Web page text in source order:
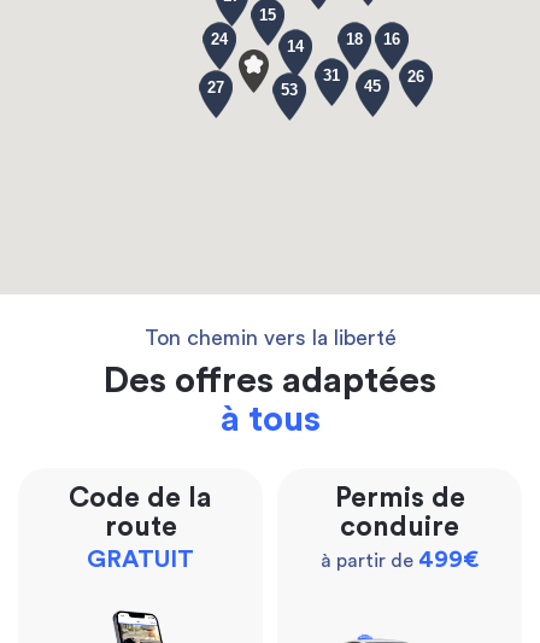
16
26
53
14
45
15
18
24
31
27
Ton chemin vers la liberté
Des offres adaptées
à tous
Code de la
route
GRATUIT
Permis de
conduire
à partir de 499€